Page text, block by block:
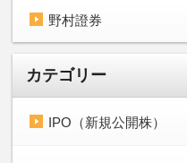
野村證券
カテゴリー
IPO（新規公開株）